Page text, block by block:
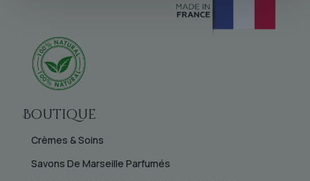
Boutique
Crèmes & Soins
Savons De Marseille Parfumés